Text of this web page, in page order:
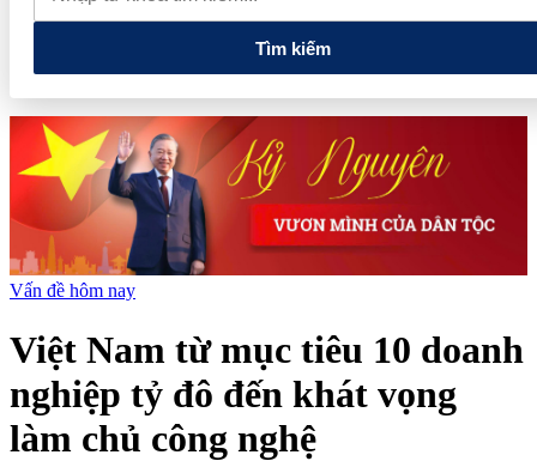
Tìm kiếm
Vấn đề hôm nay
Việt Nam từ mục tiêu 10 doanh
nghiệp tỷ đô đến khát vọng
làm chủ công nghệ